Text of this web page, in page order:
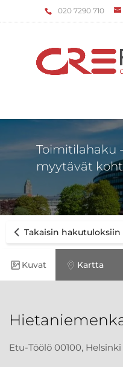
‌020 7290 710
Toimitilahaku
myytävät
Takaisin hakutuloksiin
Kuvat Kartta
Etu-Töölö 00100, Helsinki